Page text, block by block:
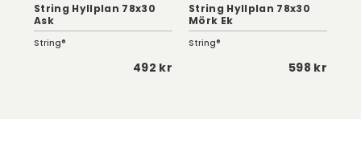
String Hyllplan 78x30
Ask
String®
492 kr
String Hyllplan 78x30
Mörk Ek
String®
598 kr